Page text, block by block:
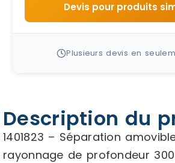
Devis pour produits
Plusieurs devis en
Description du
1401823 – Séparation
rayonnage de profondeur